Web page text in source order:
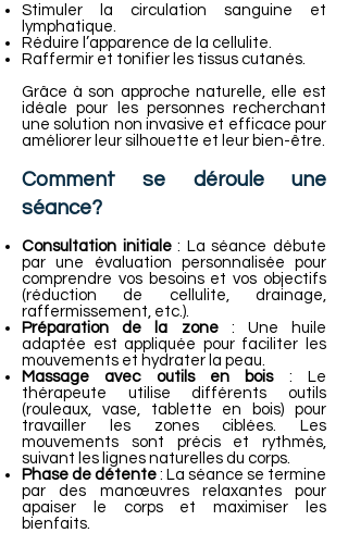
Stimuler la circulation sanguine et
lymphatique.
Réduire l’apparence de la cellulite.
Raffermir et tonifier les tissus cutanés.
Grâce à son approche naturelle, elle est
idéale pour les personnes recherchant
une solution non invasive et efficace pour
améliorer leur silhouette et leur bien-être.
Comment se déroule une
séance?
Consultation initiale: La séance débute
par une évaluation personnalisée pour
comprendre vos besoins et vos objectifs
(réduction de cellulite, drainage,
raffermissement, etc.).
Préparation de la zone: Une huile
adaptée est appliquée pour faciliter les
mouvements et hydrater la peau.
Massage avec outils en bois: Le
thérapeute utilise différents outils
(rouleaux, vase, tablette en bois) pour
travailler les zones ciblées. Les
mouvements sont précis et rythmés,
suivant les lignes naturelles du corps.
Phase de détente : La séance se termine
par des manœuvres relaxantes pour
apaiser le corps et maximiser les
bienfaits.